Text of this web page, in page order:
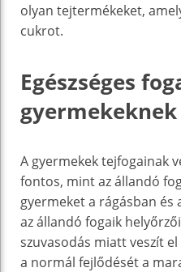
olyan tejtermékeket,
cukrot.
Egészséges
gyermekeknek
A gyermekek tejfogainak
fontos, mint az állandó
gyermeket a rágásban és
az állandó fogaik
szuvasodás miatt veszít
a normál fejlődését a